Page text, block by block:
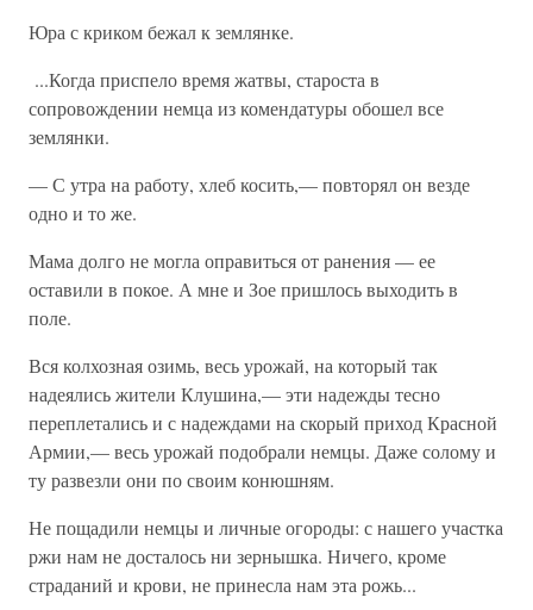
Юра с криком бежал к землянке.
...Когда приспело время жатвы, староста в
сопровождении немца из комендатуры обошел все
землянки.
— С утра на работу, хлеб косить,— повторял он везде
одно и то же.
Мама долго не могла оправиться от ранения — ее
оставили в покое. А мне и Зое пришлось выходить в
поле.
Вся колхозная озимь, весь урожай, на который так
надеялись жители Клушина,— эти надежды тесно
переплетались и с надеждами на скорый приход Красной
Армии,— весь урожай подобрали немцы. Даже солому и
ту развезли они по своим конюшням.
Не пощадили немцы и личные огороды: с нашего участка
ржи нам не досталось ни зернышка. Ниче­го, кроме
страданий и крови, не принесла нам эта рожь...